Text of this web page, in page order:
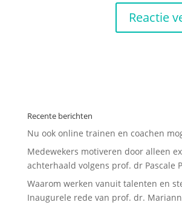
Recente berichten
Nu ook online trainen en coachen
Medewekers motiveren door alleen
achterhaald volgens prof. dr Pascale
Waarom werken vanuit talenten en
Inaugurele rede van prof. dr.